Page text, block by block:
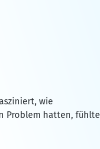
wie
Problem hatten, fühlte